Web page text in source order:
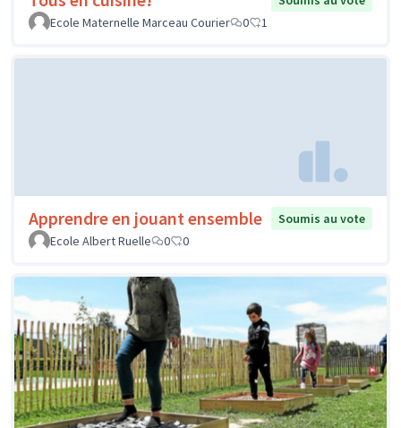
Ecole Maternelle Marceau Courier
0 1
Apprendre en jouant ensemble
Soumis au vote
Ecole Albert Ruelle
0 0